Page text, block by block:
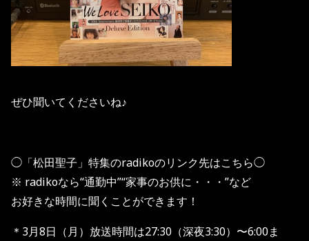
ぜひ聞いてくださいね♪
◯「松田聖子」特集のradikoのリンク先はこちら◯
※ radikoなら“通勤中”“家事のお供に・・・”など
お好きな時間に聞くことができます！
＊3月8日（月）放送時間は27:30（深夜3:30）〜6:00ま